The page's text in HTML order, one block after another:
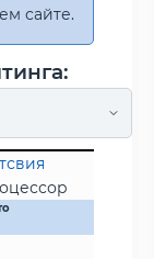
сайте.